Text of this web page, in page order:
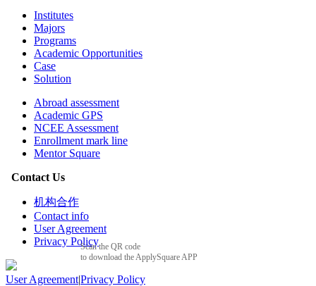
Institutes
Majors
Programs
Academic Opportunities
Case
Solution
Abroad assessment
Academic GPS
NCEE Assessment
Enrollment mark line
Mentor Square
Contact Us
机构合作
Contact info
User Agreement
Privacy PolicyScan the QR code
to download the ApplySquare APP
User Agreement|Privacy Policy